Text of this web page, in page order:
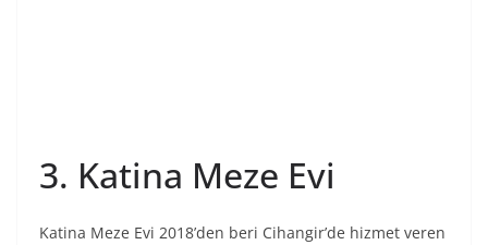
3. Katina Meze Evi
Katina Meze Evi 2018’den beri Cihangir’de hizmet veren